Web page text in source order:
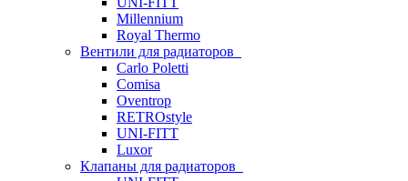
Millennium
Royal Thermo
Вентили для радиаторов
Carlo Poletti
Comisa
Oventrop
RETROstyle
UNI-FITT
Luxor
Клапаны для радиаторов